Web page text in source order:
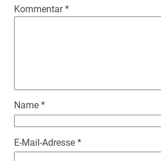
Kommentar*
Name *
E-Mail-Adresse *